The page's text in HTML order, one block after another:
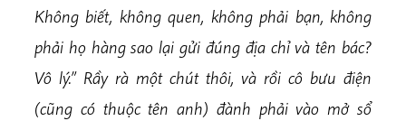
Không biết, không quen, không phải bạn, không
phải họ hàng sao lại gửi đúng địa chỉ và tên bác?
Vô lý.” Rầy rà một chút thôi, và rồi cô bưu điện
(cũng có thuộc tên anh) đành phải vào mở sổ